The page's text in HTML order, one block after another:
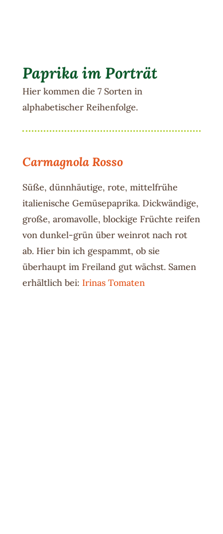
Paprika im Porträt
Hier kommen die 7 Sorten in
alphabetischer Reihenfolge.
Carmagnola Rosso
Süße, dünnhäutige, rote, mittelfrühe
italienische Gemüsepaprika. Dickwändige,
große, aromavolle, blockige Früchte reifen
von dunkel-grün über weinrot nach rot
ab. Hier bin ich gespammt, ob sie
überhaupt im Freiland gut wächst. Samen
erhältlich bei: Irinas Tomaten